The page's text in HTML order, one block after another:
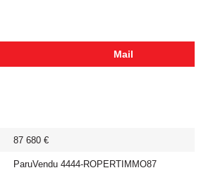
Mail
87 680 €
ParuVendu 4444-ROPERTIMMO87